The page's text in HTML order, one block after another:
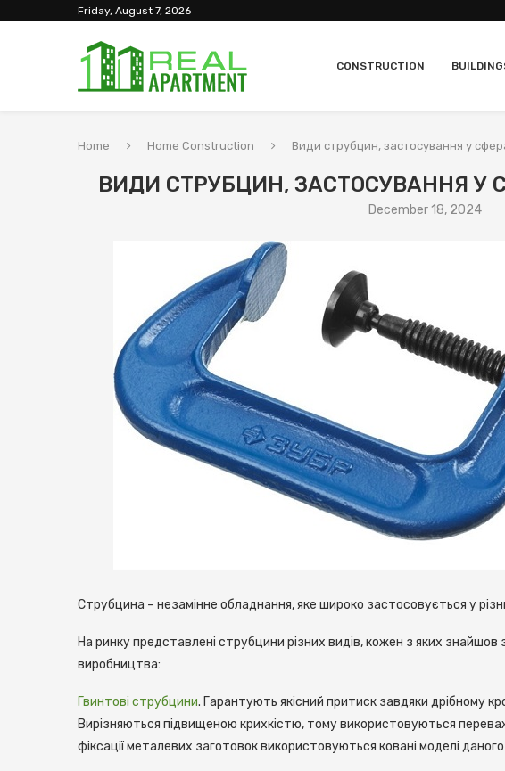
Friday, August 7, 2026
CONSTRUCTION
Home Home Construction Види струбцин, застосування у
ВИДИ СТРУБЦИН, ЗАСТОСУВАННЯ У
December 18, 2024
Струбцина – незамінне обладнання, яке широко застосовується у
На ринку представлені струбцини різних видів, кожен з яких
виробництва:
Гвинтові струбцини. Гарантують якісний притиск завдяки дрібному
Вирізняються підвищеною крихкістю, тому використовуються
фіксації металевих заготовок використовуються ковані моделі